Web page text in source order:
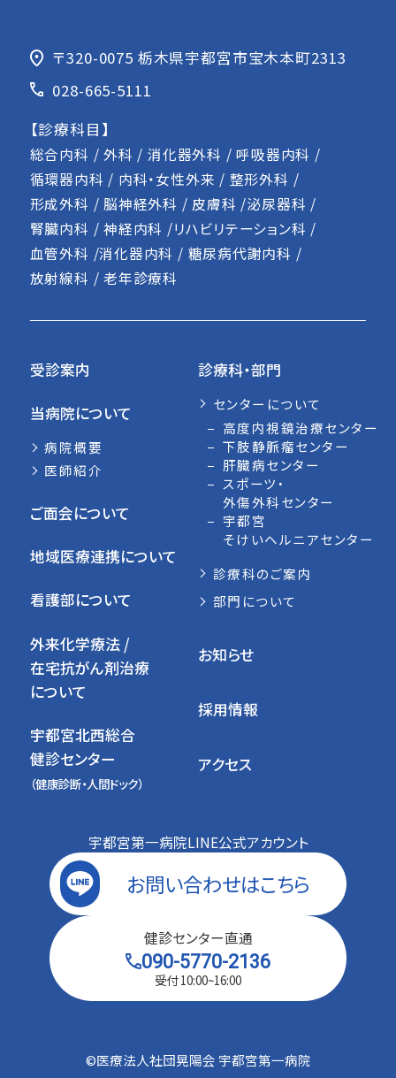
〒320-0075 栃木県宇都宮市宝木本町2313
028-665-5111
【診療科目】
総合内科 / 外科 / 消化器外科 / 呼吸器内科 /
循環器内科 / 内科・女性外来 / 整形外科 /
形成外科 / 脳神経外科 / 皮膚科 /泌尿器科 /
腎臓内科 / 神経内科 /リハビリテーション科 /
血管外科 /消化器内科 / 糖尿病代謝内科 /
放射線科 / 老年診療科
受診案内
当病院について
病院概要
医師紹介
ご面会について
地域医療連携について
看護部について
外来化学療法 /
在宅抗がん剤治療
について
宇都宮北西総合
健診センター
（健康診断・人間ドック）
診療科・部門
センターについて
高度内視鏡治療センター
下肢静脈瘤センター
肝臓病センター
スポーツ・
外傷外科センター
宇都宮
そけいヘルニアセンター
診療科のご案内
部門について
お知らせ
採用情報
アクセス
お問い合わせはこちら
宇都宮第一病院LINE公式アカウント
健診センター直通
090-5770-2136
受付 10:00~16:00
©︎医療法人社団晃陽会 宇都宮第一病院